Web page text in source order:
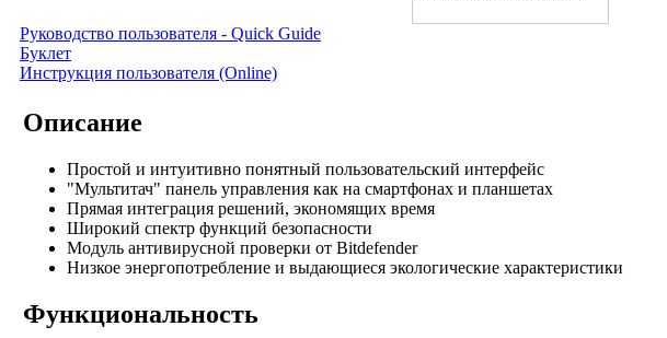
Руководство пользователя - Quick Guide
Буклет
Инструкция пользователя (Online)
Описание
Простой и интуитивно понятный пользовательский интерфейс
"Мультитач" панель управления как на смартфонах и планшетах
Прямая интеграция решений, экономящих время
Широкий спектр функций безопасности
Модуль антивирусной проверки от Bitdefender
Низкое энергопотребление и выдающиеся экологические характеристики
Функциональность